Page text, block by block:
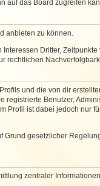
auf das Board zugreifen
anbieten zu können.
Dritter,
rechtlichen
und die von dir
Benutzer,
Profil ist dabei jedoch nur
gesetzlicher
zentraler